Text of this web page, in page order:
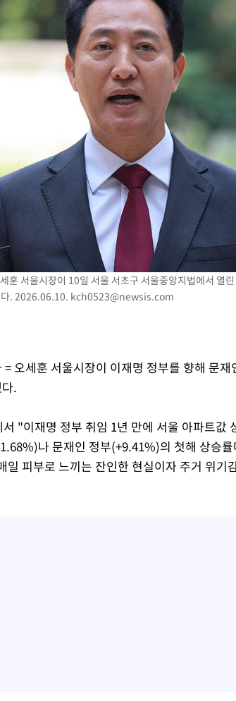
미사일…감시·경계태세 강
탄도미사일 가능성
생…"원인 파악 중"
체 발사"
야도 계속[내일날씨]
취소…11일 재개
대한국 무역적자 있어"
의 압수수색에 '충격·당황'
…영등포 순간 '40도'
…내란 중요임무종사 혐의
른 801.67 마감
내린 6296.38 마감
원 마감
X 로켓 달 충돌 흔적 포착
승부차기 끝 과달라하라 격파
지나며 폭염 잠시 꺾인다"
해…안정 전력 위해 불가피"
구협회·축구회관 등 압수수색
훈 서울시장이 10일 서울 서초구 서울중앙지법에서 열
다. 2026.06.10. kch0523@newsis.com
오세훈 서울시장이 이재명 정부를 향해 문
.
"이재명 정부 취임 1년 만에 서울 아파트값
나 문재인 정부(+9.41%)의 첫해 상승
일 피부로 느끼는 잔인한 현실이자 주거 위기